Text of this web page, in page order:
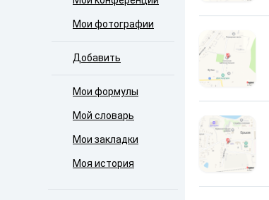
Мои фотографии
Добавить
Мои формулы
Мой словарь
Мои закладки
Моя история